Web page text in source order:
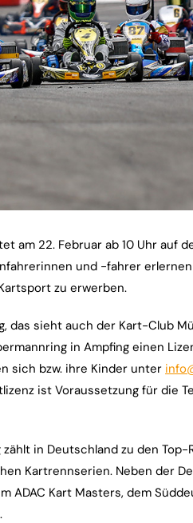
am 22. Februar ab 10 Uhr auf
und -fahrer erlernen
zu erwerben.
das sieht auch der Kart-Club
in Ampfing einen
sich bzw. ihre Kinder unter
ist Voraussetzung für die
in Deutschland zu den
Kartrennserien. Neben der
Kart Masters, dem